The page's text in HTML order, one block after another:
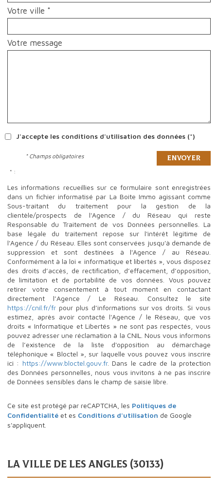
Votre ville *
Votre message
J'accepte les conditions d'utilisation des données (*)
Envoyer
* Champs obligatoires
* :
Les informations recueillies sur ce formulaire sont enregistrées
dans un fichier informatisé par La Boite Immo agissant comme
Sous-traitant du traitement pour la gestion de la
clientèle/prospects de l'Agence / du Réseau qui reste
Responsable du Traitement de vos Données personnelles. La
base légale du traitement repose sur l'intérêt légitime de
l'Agence / du Réseau. Elles sont conservées jusqu'à demande de
suppression et sont destinées à l'Agence / au Réseau.
Conformément à la loi « informatique et libertés », vous disposez
des droits d’accès, de rectification, d’effacement, d’opposition,
de limitation et de portabilité de vos données. Vous pouvez
retirer votre consentement à tout moment en contactant
directement l’Agence / Le Réseau. Consultez le site
https://cnil.fr/fr pour plus d’informations sur vos droits. Si vous
estimez, après avoir contacté l'Agence / le Réseau, que vos
droits « Informatique et Libertés » ne sont pas respectés, vous
pouvez adresser une réclamation à la CNIL. Nous vous informons
de l’existence de la liste d'opposition au démarchage
téléphonique « Bloctel », sur laquelle vous pouvez vous inscrire
ici : https://www.bloctel.gouv.fr. Dans le cadre de la protection
des Données personnelles, nous vous invitons à ne pas inscrire
de Données sensibles dans le champ de saisie libre.
Ce site est protégé par reCAPTCHA, les Politiques de
Confidentialité et es Conditions d'utilisation de Google
s'appliquent.
la ville de les angles (30133)